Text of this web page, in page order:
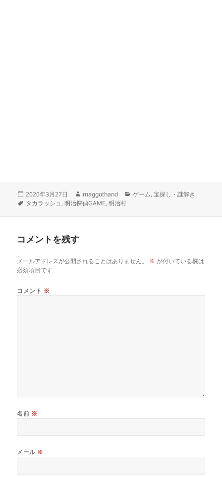
投
稿
2020年3月27日
作
成
maggothand
カ
ゲーム,宝探し・謎解き
タ
タカラッシュ,明治探偵GAME,明治村
コメントを残す
メールアドレスが公開されることはありません。 ※ が付いている欄は
必須項目です
コメント ※
名前 ※
メール ※